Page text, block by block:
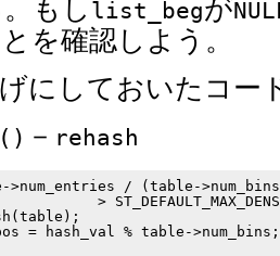
もし list_begが
を確認しよう。
にしておいたコー
－ rehash
/ (table-
>
= hash_val % table-